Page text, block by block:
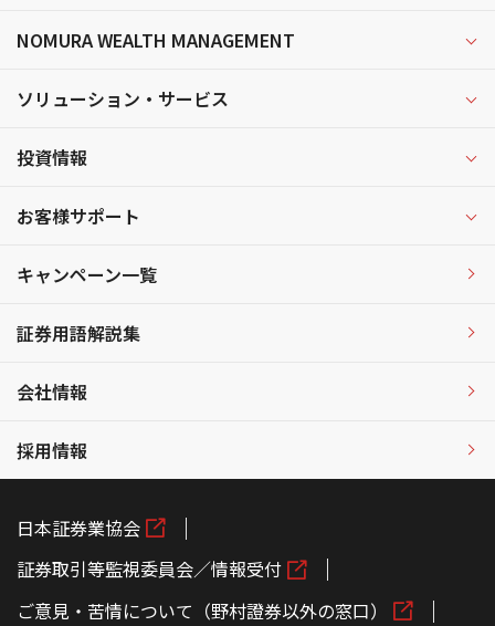
NOMURA WEALTH MANAGEMENT
ソリューション・サービス
投資情報
お客様サポート
キャンペーン一覧
証券用語解説集
会社情報
採用情報
日本証券業協会
証券取引等監視委員会／情報受付
ご意見・苦情について（野村證券以外の窓口）